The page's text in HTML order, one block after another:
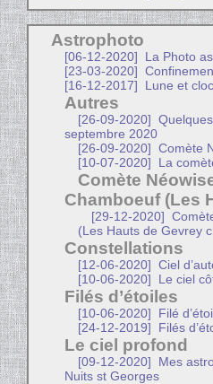
Astrophoto
[06-12-2020]
La Photo
[23-03-2020]
[16-12-2017]
Lune et
Autres
[26-09-2020]
septembre 2020
[26-09-2020]
Comète
[10-07-2020]
La
Comète
Chamboeuf (Les
[29-12-2020]
(Les Hauts de Gevrey
Constellations
[12-06-2020]
Ciel
[10-06-2020]
Le ciel
Filés d’étoiles
[10-06-2020]
Filé
[24-12-2019]
Filés
Le ciel profond
[09-12-2020]
Mes
Nuits st Georges